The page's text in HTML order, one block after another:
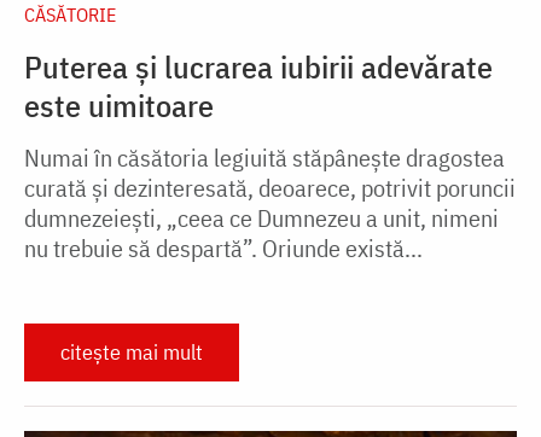
CĂSĂTORIE
Puterea și lucrarea iubirii adevărate
este uimitoare
Numai în căsătoria legiuită stăpânește dragostea
curată și dezinteresată, deoarece, potrivit poruncii
dumnezeiești, „ceea ce Dumnezeu a unit, nimeni
nu trebuie să despartă”. Oriunde există...
citește mai mult